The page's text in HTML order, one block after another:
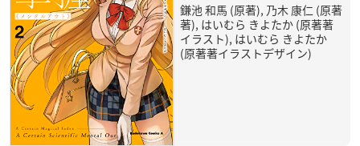
鎌池 和馬 (原著), 乃木 康仁 (原著
著), はいむら きよたか (原著著
イラスト), はいむら きよたか
(原著著イラストデザイン)